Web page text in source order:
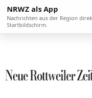
NRWZ als App
Nachrichten aus der Region
Startbildschirm.